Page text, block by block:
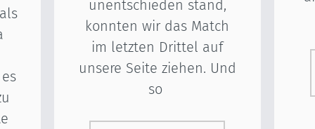
unentschieden stand,
konnten wir das Match
im letzten Drittel auf
unsere Seite ziehen. Und
so